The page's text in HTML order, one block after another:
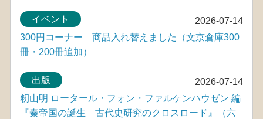
2026-07-14
イベント
300円コーナー 商品入れ替えました（文京倉庫300
冊・200冊追加）
2026-07-14
出版
籾山明 ロータール・フォン・ファルケンハウゼン 編
『秦帝国の誕生 古代史研究のクロスロード』（六